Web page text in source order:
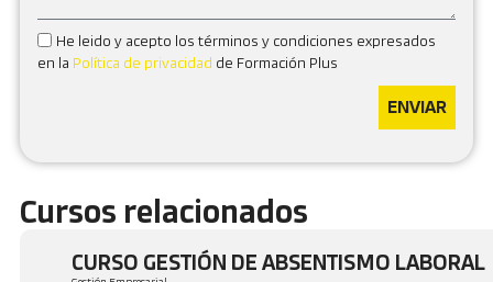
He leido y acepto los términos y condiciones expresados
en la Política de privacidad de Formación Plus
ENVIAR
Cursos relacionados
CURSO GESTIÓN DE ABSENTISMO LABORAL